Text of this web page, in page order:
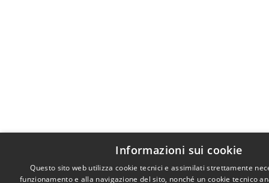
Informazioni sui cookie
Questo sito web utilizza cookie tecnici e assimilati strettamente
funzionamento e alla navigazione del sito, nonché un cookie tecnico